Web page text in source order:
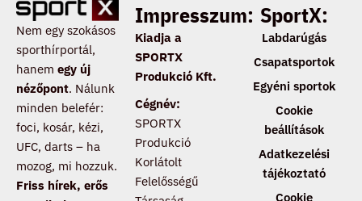
Nem egy szokásos
sporthírportál,
hanem egy új
nézőpont. Nálunk
minden belefér:
foci, kosár, kézi,
UFC, darts – ha
mozog, mi hozzuk.
Friss hírek, erős
Impresszum:
Kiadja a
SPORTX
Produkció Kft.
Cégnév:
SPORTX
Produkció
Korlátolt
Felelősségű
SportX:
Labdarúgás
Csapatsportok
Egyéni sportok
Cookie
beállítások
Adatkezelési
tájékoztató
Cookie